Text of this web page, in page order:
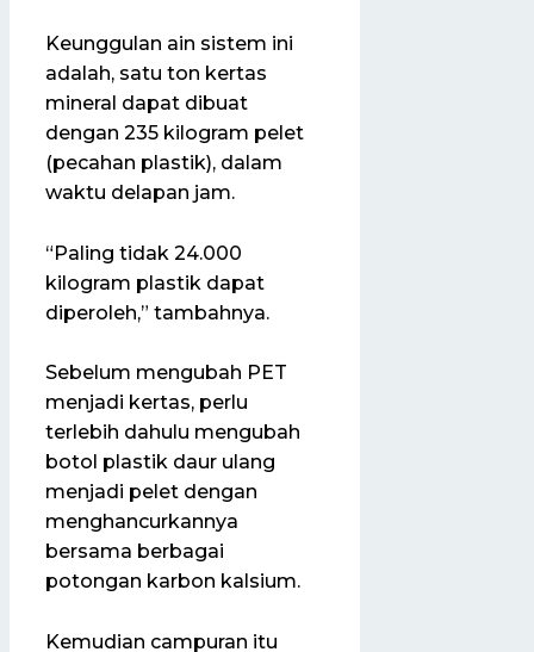
Keunggulan ain sistem ini
adalah, satu ton kertas
mineral dapat dibuat
dengan 235 kilogram pelet
(pecahan plastik), dalam
waktu delapan jam.
“Paling tidak 24.000
kilogram plastik dapat
diperoleh,” tambahnya.
Sebelum mengubah PET
menjadi kertas, perlu
terlebih dahulu mengubah
botol plastik daur ulang
menjadi pelet dengan
menghancurkannya
bersama berbagai
potongan karbon kalsium.
Kemudian campuran itu